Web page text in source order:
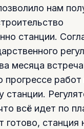
нам
станции.
месяца
прогрессе работ
станции.
всё идет по
готово, станция